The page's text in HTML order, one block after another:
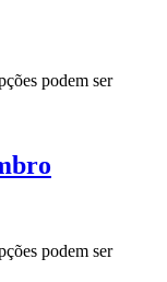
podem ser
podem ser